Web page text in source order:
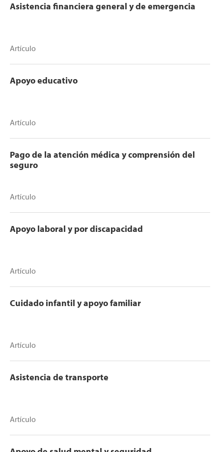
Asistencia financiera general y de emergencia
Artículo
Apoyo educativo
Artículo
Pago de la atención médica y comprensión del
seguro
Artículo
Apoyo laboral y por discapacidad
Artículo
Cuidado infantil y apoyo familiar
Artículo
Asistencia de transporte
Artículo